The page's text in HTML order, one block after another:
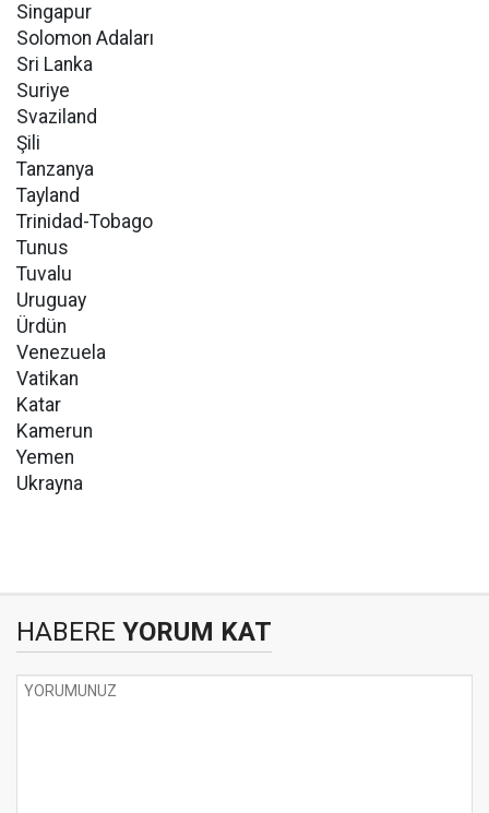
Singapur
Solomon Adaları
Sri Lanka
Suriye
Svaziland
Şili
Tanzanya
Tayland
Trinidad-Tobago
Tunus
Tuvalu
Uruguay
Ürdün
Venezuela
Vatikan
Katar
Kamerun
Yemen
Ukrayna
HABERE YORUM KAT